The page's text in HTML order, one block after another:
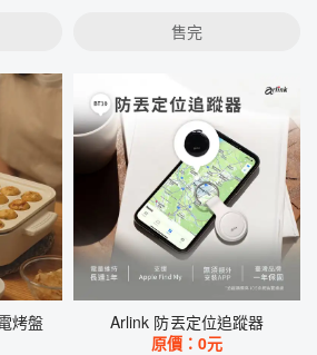
售完
烤盤
Arlink 防丟定位追蹤器
原價：0元